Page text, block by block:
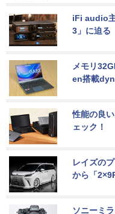
iFi audio
3」に迫る
メモリ
en搭載
性能の良
ェック！
レイズの
から「
ソニーミ